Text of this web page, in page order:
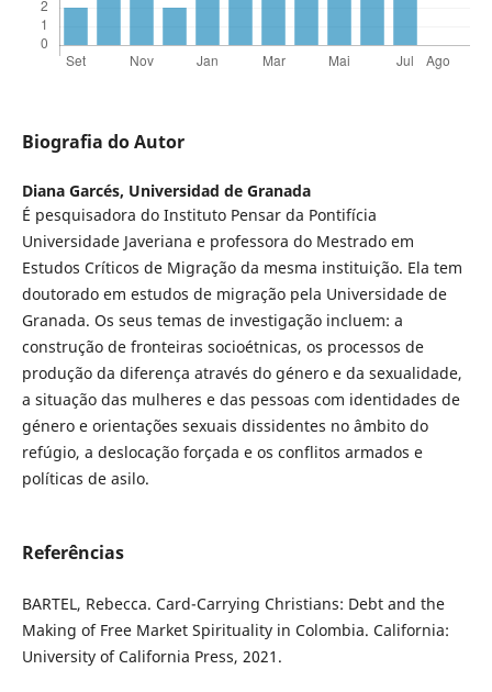
Biografia do Autor
Diana Garcés, Universidad de Granada
É pesquisadora do Instituto Pensar da Pontifícia
Universidade Javeriana e professora do Mestrado em
Estudos Críticos de Migração da mesma instituição. Ela tem
doutorado em estudos de migração pela Universidade de
Granada. Os seus temas de investigação incluem: a
construção de fronteiras socioétnicas, os processos de
produção da diferença através do género e da sexualidade,
a situação das mulheres e das pessoas com identidades de
género e orientações sexuais dissidentes no âmbito do
refúgio, a deslocação forçada e os conflitos armados e
políticas de asilo.
Referências
BARTEL, Rebecca. Card-Carrying Christians: Debt and the
Making of Free Market Spirituality in Colombia. California:
University of California Press, 2021.